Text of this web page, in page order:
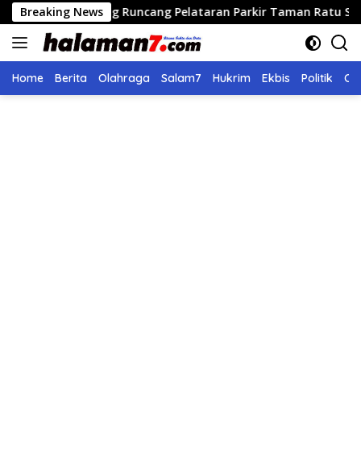
Langsung
ke
konten
Breaking News
Runcang Pelataran Parkir Taman Ratu Safiatuddin
Home Berita Olahraga Salam7 Hukrim Ekbis Politik